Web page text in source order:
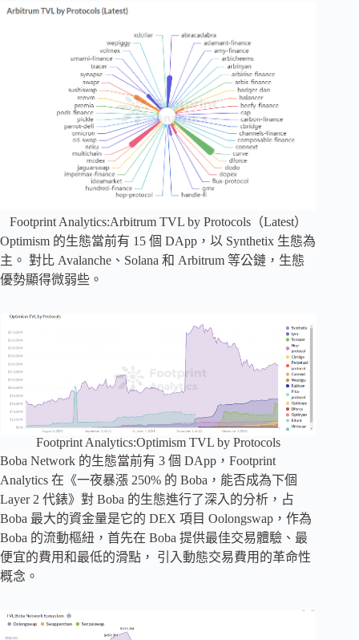
Footprint Analytics:Arbitrum TVL by Protocols（Latest）
Optimism 的生態當前有 15 個 DApp，以 Synthetix 生態為
主。 對比 Avalanche、Solana 和 Arbitrum 等公鏈，生態
優勢顯得微弱些。
Footprint Analytics:Optimism TVL by Protocols
Boba Network 的生態當前有 3 個 DApp，Footprint
Analytics 在《一夜暴漲 250% 的 Boba，能否成為下個
Layer 2 代錶》對 Boba 的生態進行了深入的分析，占
Boba 最大的資金量是它的 DEX 項目 Oolongswap，作為
Boba 的流動樞紐，首先在 Boba 提供最佳交易體驗、最
便宜的費用和最低的滑點， 引入動態交易費用的革命性
概念。